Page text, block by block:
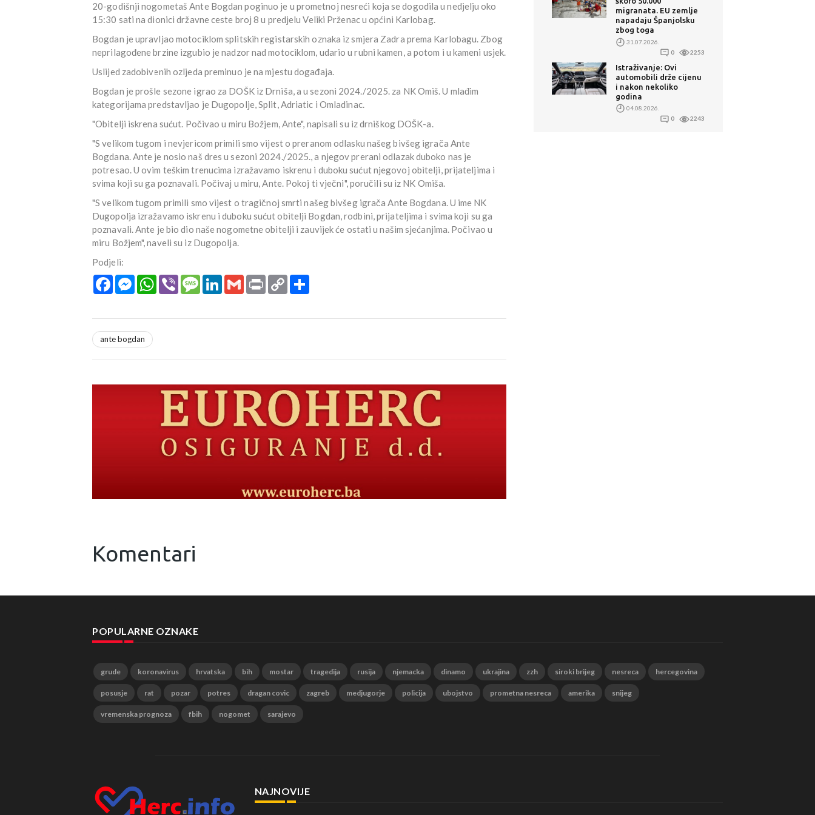
20-godišnji nogometaš Ante Bogdan poginuo je u prometnoj nesreći koja se dogodila u nedjelju oko
15:30 sati na dionici državne ceste broj 8 u predjelu Veliki Prženac u općini Karlobag.
Bogdan je upravljao motociklom splitskih registarskih oznaka iz smjera Zadra prema Karlobagu. Zbog
neprilagođene brzine izgubio je nadzor nad motociklom, udario u rubni kamen, a potom i u kameni usjek.
Uslijed zadobivenih ozljeda preminuo je na mjestu događaja.
Bogdan je prošle sezone igrao za DOŠK iz Drniša, a u sezoni 2024./2025. za NK Omiš. U mlađim
kategorijama predstavljao je Dugopolje, Split, Adriatic i Omladinac.
"Obitelji iskrena sućut. Počivao u miru Božjem, Ante", napisali su iz drniškog DOŠK-a.
"S velikom tugom i nevjericom primili smo vijest o preranom odlasku našeg bivšeg igrača Ante
Bogdana. Ante je nosio naš dres u sezoni 2024./2025., a njegov prerani odlazak duboko nas je
potresao. U ovim teškim trenucima izražavamo iskrenu i duboku sućut njegovoj obitelji, prijateljima i
svima koji su ga poznavali. Počivaj u miru, Ante. Pokoj ti vječni", poručili su iz NK Omiša.
"S velikom tugom primili smo vijest o tragičnoj smrti našeg bivšeg igrača Ante Bogdana. U ime NK
Dugopolja izražavamo iskrenu i duboku sućut obitelji Bogdan, rodbini, prijateljima i svima koji su ga
poznavali. Ante je bio dio naše nogometne obitelji i zauvijek će ostati u našim sjećanjima. Počivao u
miru Božjem", naveli su iz Dugopolja.
Podjeli:
FacebookMessengerWhatsApp
Viber MessageLinkedInGmail Print Copy
Link
ante bogdan
Komentari
migranata. EU zemlje
napadaju Španjolsku
zbog toga
31.07.2026.
0
2253
Istraživanje: Ovi
automobili drže cijenu
i nakon nekoliko
godina
04.08.2026.
0
2243
POPULARNE OZNAKE
grude koronavirus hrvatska bih mostar tragedija rusija njemacka dinamo ukrajina zzh siroki brijeg nesreca hercegovina
posusje rat pozar potres dragan covic zagreb medjugorje policija ubojstvo prometna nesreca amerika snijeg
vremenska prognoza fbih nogomet sarajevo
NAJNOVIJE